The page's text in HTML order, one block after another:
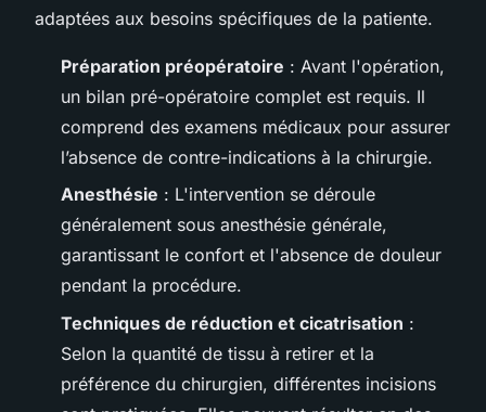
adaptées aux besoins spécifiques de la patiente.
Préparation préopératoire : Avant l'opération,
un bilan pré-opératoire complet est requis. Il
comprend des examens médicaux pour assurer
l’absence de contre-indications à la chirurgie.
Anesthésie : L'intervention se déroule
généralement sous anesthésie générale,
garantissant le confort et l'absence de douleur
pendant la procédure.
Techniques de réduction et cicatrisation :
Selon la quantité de tissu à retirer et la
préférence du chirurgien, différentes incisions